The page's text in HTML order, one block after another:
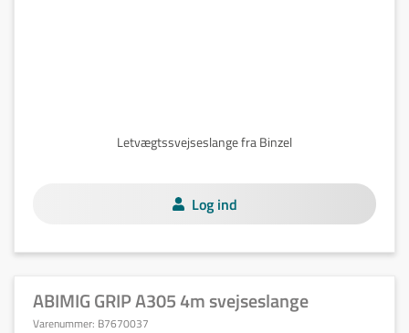
Letvægtssvejseslange fra Binzel
Log ind
ABIMIG GRIP A305 4m svejseslange
Varenummer: B7670037